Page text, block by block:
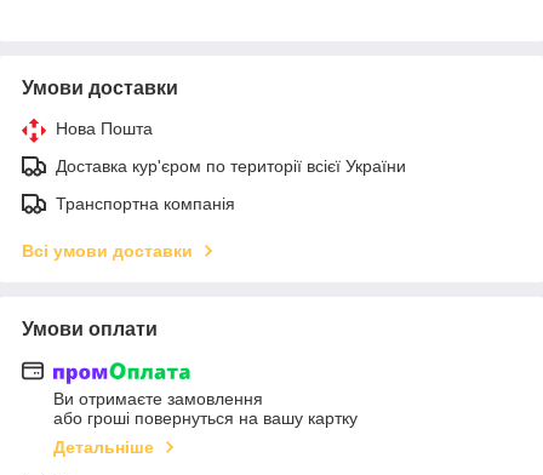
Умови доставки
Нова Пошта
Доставка кур'єром по території всієї України
Транспортна компанія
Всі умови доставки
Умови оплати
Ви отримаєте замовлення
або гроші повернуться на вашу картку
Детальніше